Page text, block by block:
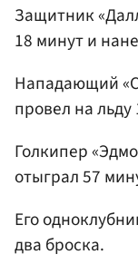
Защитник
18 минут и
Нападающий
провел на льду
Голкипер
отыграл 57
Его
два броска.